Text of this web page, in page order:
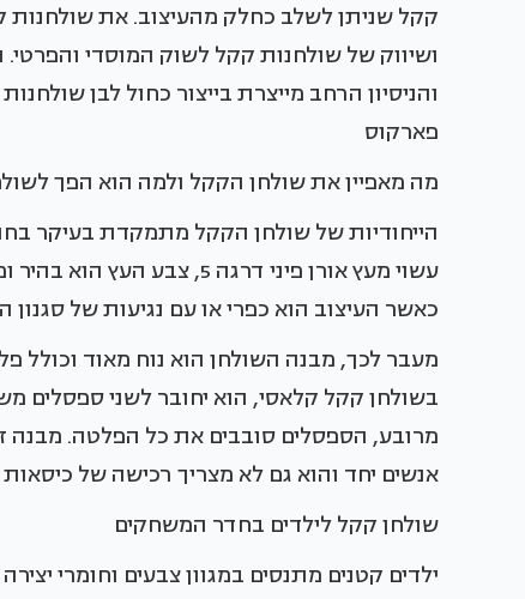
קקל שניתן לשלב כחלק מהעיצוב. את
והניסיון הרחב מייצרת בייצור כחול לבן
פארקוס
מה מאפיין את שולחן הקקל ולמה הוא הפך
הייחודיות של שולחן הקקל מתמקדת בעיקר
עשוי מעץ אורן פיני דרגה 5,
כאשר העיצוב הוא כפרי או עם נגיעות של סגנון
מעבר לכך, מבנה השולחן הוא נוח מאוד
בשולחן קקל קלאסי, הוא יחובר לשני ספסלים
מרובע, הספסלים סובבים את כל הפלטה.
אנשים יחד והוא גם לא מצריך רכישה של
שולחן קקל לילדים בחדר המשחקים
ילדים קטנים מתנסים במגוון צבעים וחומרי